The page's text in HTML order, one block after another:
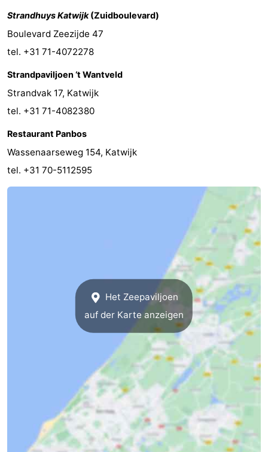
Duin
Scheveningen
-
Den
Haag
-
Rotterdam
-
Kontakt
Strandhuys Katwijk(Zuidboulevard)
Boulevard Zeezijde 47
tel. +31 71-4072278
Strandpaviljoen ‘t Wantveld
Strandvak 17, Katwijk
tel. +31 71-4082380
Restaurant Panbos
Wassenaarseweg 154, Katwijk
tel. +31 70-5112595
Het Zeepaviljoen
auf der Karte anzeigen